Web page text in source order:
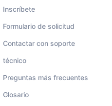
Inscríbete
Formulario de solicitud
Contactar con soporte
técnico
Preguntas más frecuentes
Glosario